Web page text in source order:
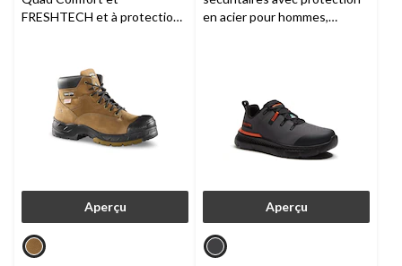
FRESHTECH et à protection
Aperçu
en acier pour hommes,
Aperçu